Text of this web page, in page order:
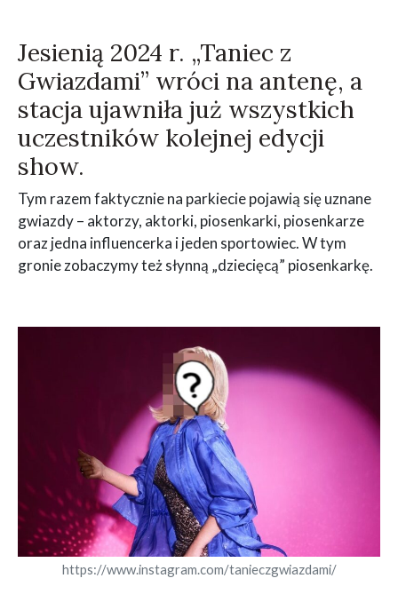
Jesienią 2024 r. „Taniec z
Gwiazdami” wróci na antenę, a
stacja ujawniła już wszystkich
uczestników kolejnej edycji
show.
Tym razem faktycznie na parkiecie pojawią się uznane
gwiazdy – aktorzy, aktorki, piosenkarki, piosenkarze
oraz jedna influencerka i jeden sportowiec. W tym
gronie zobaczymy też słynną „dziecięcą” piosenkarkę.
https://www.instagram.com/tanieczgwiazdami/